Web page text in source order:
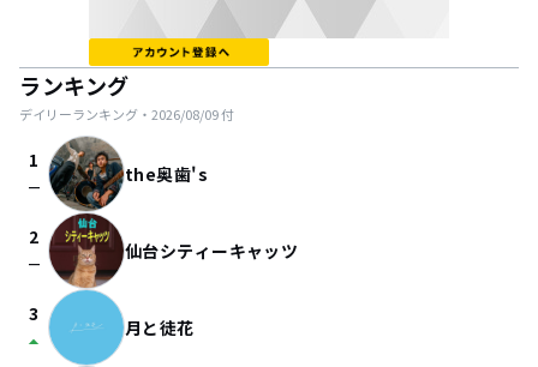
ランキング
デイリーランキング・ 2026/08/09付
1
check_indeterminate_small the奥歯's
2
check_indeterminate_small 仙台シティーキャッツ
3
arrow_drop_up 月と徒花